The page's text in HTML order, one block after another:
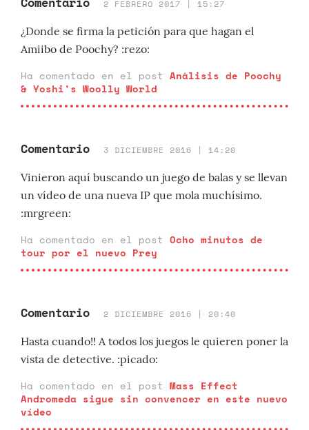
2 FEBRERO 2017 | 15:27
¿Donde se firma la petición para que hagan el
Amiibo de Poochy? :rezo:
Ha comentado en el post Análisis de Poochy
& Yoshi's Woolly World
Comentario 3 DICIEMBRE 2016 | 14:20
Vinieron aquí buscando un juego de balas y se llevan
un vídeo de una nueva IP que mola muchísimo.
:mrgreen:
Ha comentado en el post Ocho minutos de
tour por el nuevo Prey
Comentario 2 DICIEMBRE 2016 | 20:40
Hasta cuando!! A todos los juegos le quieren poner la
vista de detective. :picado:
Ha comentado en el post Mass Effect
Andromeda sigue sin convencer en este nuevo
vídeo